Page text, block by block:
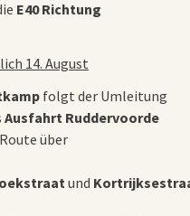
E40 Richtung
14. August
folgt der Umleitung
Ausfahrt Ruddervoorde
über
und